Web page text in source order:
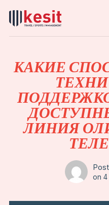
КАКИЕ
ЛИНИЯ
on 4